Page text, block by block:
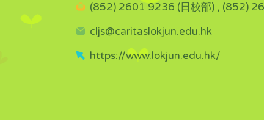
(852) 2601 9236 (日校部) , (852)
cljs@caritaslokjun.edu.hk
https://www.lokjun.edu.hk/